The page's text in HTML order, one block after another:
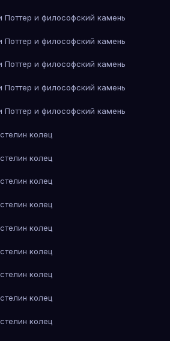
Поттер и философский камень
Поттер и философский камень
и философский камень
Поттер и философский камень
Поттер и философский камень
колец
колец
колец
колец
колец
колец
колец
колец
колец